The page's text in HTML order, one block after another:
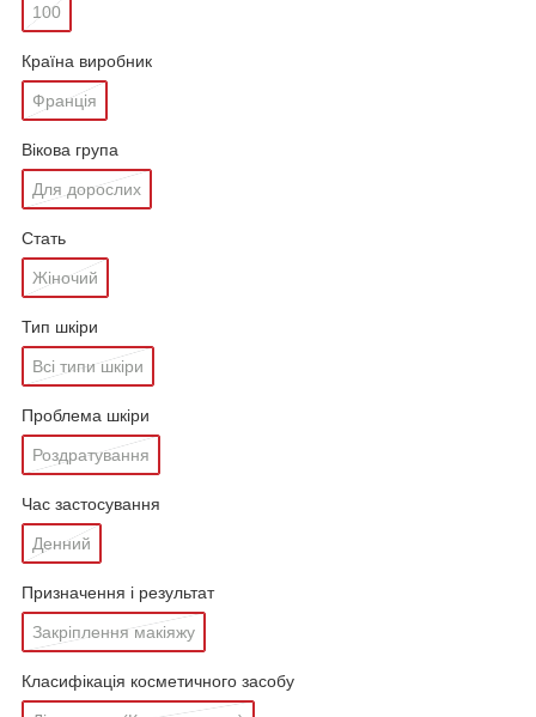
100
Країна виробник
Франція
Вікова група
Для дорослих
Стать
Жіночий
Тип шкіри
Всі типи шкіри
Проблема шкіри
Роздратування
Час застосування
Денний
Призначення і результат
Закріплення макіяжу
Класифікація косметичного засобу